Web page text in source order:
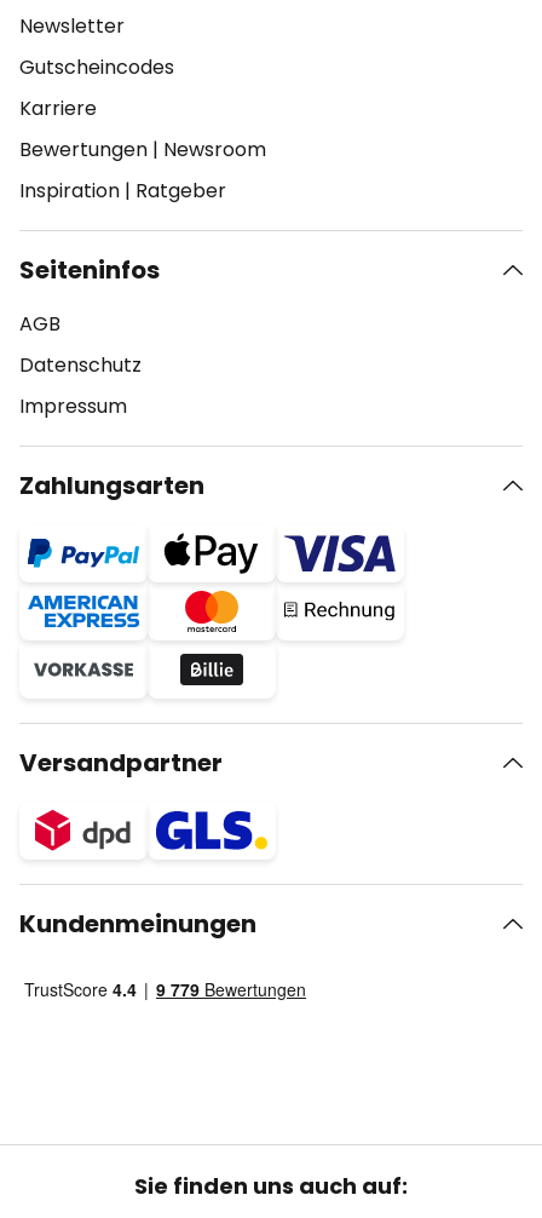
Newsletter
Gutscheincodes
Karriere
Bewertungen | Newsroom
Inspiration | Ratgeber
Seiteninfos
AGB
Datenschutz
Impressum
Zahlungsarten
Versandpartner
Kundenmeinungen
Sie finden uns auch auf: